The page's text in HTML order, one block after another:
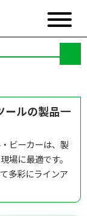
ールの製品一
ビーカーは、製
場に最適です。
多彩にラインア